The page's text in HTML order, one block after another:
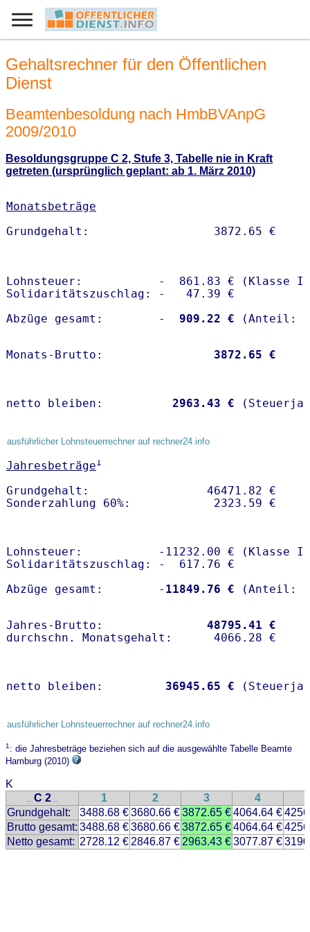
Gehaltsrechner für den Öffentlichen
Dienst
Beamtenbesoldung nach HmbBVAnpG
2009/2010
Besoldungsgruppe C 2, Stufe 3, Tabelle nie in Kraft
getreten (ursprünglich geplant: ab 1. März 2010)
Monatsbeträge
Lohnsteuer:           -  861.83 € (Klasse I)
Solidaritätszuschlag: -   47.39 €
Abzüge gesamt:        -
  909.22 €
Monats-Brutto: 3872.65 €
netto bleiben: 2963.43 €
ausführlicher Lohnsteuerrechner auf rechner24.info
Jahresbeträge1
Grundgehalt:                 46471.82 €
Lohnsteuer:           -11232.00 € (Klasse I)
Solidaritätszuschlag: -  617.76 €
Abzüge gesamt:        - 11849.76 €
Jahres-Brutto: 48795.41 €
netto bleiben: 36945.65 €
ausführlicher Lohnsteuerrechner auf rechner24.info
1: die Jahresbeträge beziehen sich auf die ausgewählte Tabelle Beamte
Hamburg (2010)
K
.. C 2 .. 1 2 3 4
Grundgehalt:
3488.68 €3680.66 €3872.65 €4064.64 €
Brutto gesamt: 3488.68 €3680.66 €3872.65 €4064.64 €
Netto gesamt: 2728.12 € 2846.87 € 2963.43 €3077.87 €